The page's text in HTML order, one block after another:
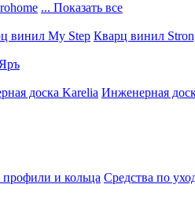
... Показать все
винил My Step Кварц винил
доска Karelia Инженерная
и кольца Средства по